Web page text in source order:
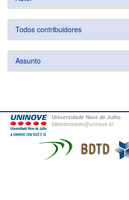
Todos contribuidores
Assunto
Universidade Nove de Julho
bibliotecatede@uninove.br